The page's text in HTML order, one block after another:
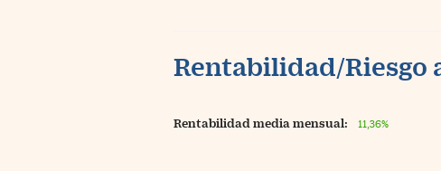
Rentabilidad/Riesgo
Rentabilidad media mensual: 11,36%